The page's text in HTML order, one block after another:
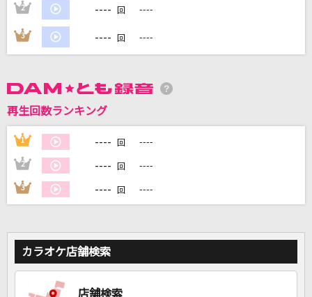
カラオケ最新情報をチェック！
2 ---- 回 ----
3 ---- 回 ----
再生回数ランキング
1 ---- 回 ----
2 ---- 回 ----
3 ---- 回 ----
カラオケ店舗検索
店舗検索